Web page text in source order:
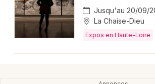
Jusqu'au 20/09/
La Chaise-Dieu
Expos en Haute-Loire